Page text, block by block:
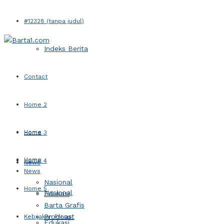
#12328 (tanpa judul)
Indeks Berita
Contact
Home 2
Home 3
Home 4
Home 5
Kebijakan Privasi
Home
News
Nasional
Home
News
Nasional
Edukasi
Barta Grafis
Prodcast